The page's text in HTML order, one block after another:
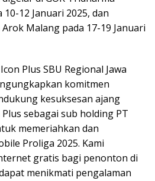
12 Januari 2025, dan
Malang pada 17-19 Januari
Plus SBU Regional Jawa
komitmen
kesuksesan ajang
sebagai sub holding PT
memeriahkan dan
Proliga 2025. Kami
gratis bagi penonton di
menikmati pengalaman